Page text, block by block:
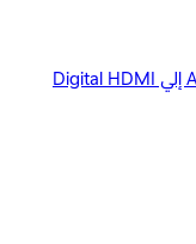
مانهتن محول Analog VGA و Audio USB إلي Digital HDMI